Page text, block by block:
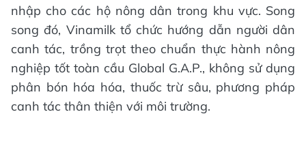
nhập cho các hộ nông dân trong khu vực. Song
song đó, Vinamilk tổ chức hướng dẫn người dân
canh tác, trồng trọt theo chuẩn thực hành nông
nghiệp tốt toàn cầu Global G.A.P., không sử dụng
phân bón hóa hóa, thuốc trừ sâu, phương pháp
canh tác thân thiện với môi trường.